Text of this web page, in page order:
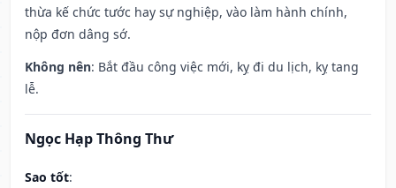
thừa kế chức tước hay sự nghiệp, vào làm hành chính,
nộp đơn dâng sớ.
Không nên: Bắt đầu công việc mới, kỵ đi du lịch, kỵ tang
lễ.
Ngọc Hạp Thông Thư
Sao tốt: